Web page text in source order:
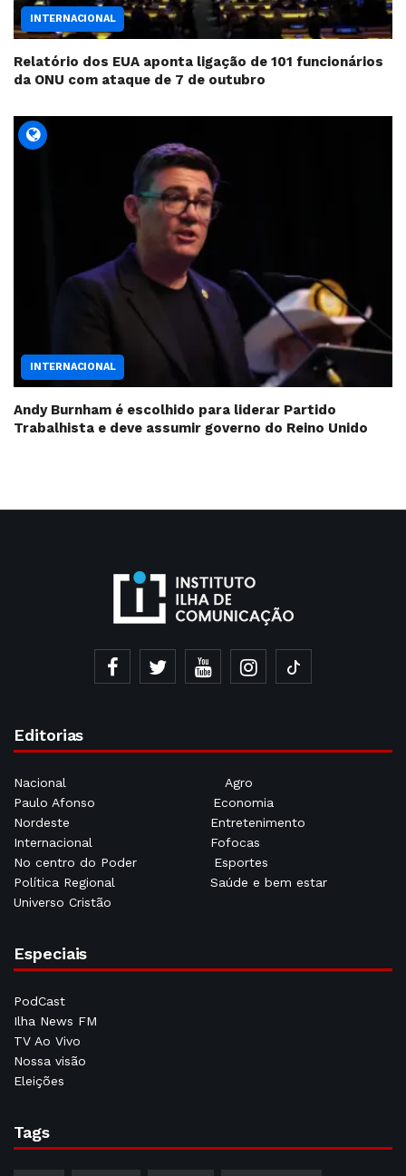
INTERNACIONAL
Relatório dos EUA aponta ligação de 101 funcionários
da ONU com ataque de 7 de outubro
INTERNACIONAL
Andy Burnham é escolhido para liderar Partido
Trabalhista e deve assumir governo do Reino Unido
Editorias
Nacional
Agro
Paulo Afonso
Economia
Nordeste
Entretenimento
Internacional
Fofocas
No centro do Poder
Esportes
Política Regional
Saúde e bem estar
Universo Cristão
Especiais
PodCast
Ilha News FM
TV Ao Vivo
Nossa visão
Eleições
Tags